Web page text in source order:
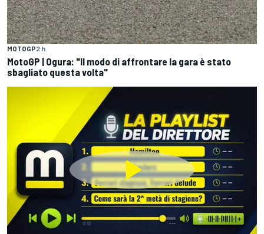
MOTOGP2 h
MotoGP | Ogura: "Il modo di affrontare la gara è stato
sbagliato questa volta"